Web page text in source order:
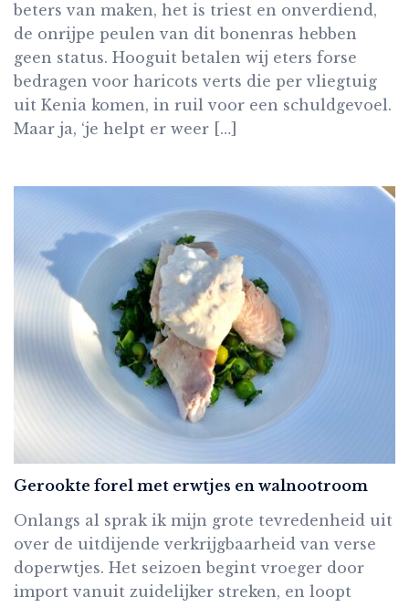
beters van maken, het is triest en onverdiend,
de onrijpe peulen van dit bonenras hebben
geen status. Hooguit betalen wij eters forse
bedragen voor haricots verts die per vliegtuig
uit Kenia komen, in ruil voor een schuldgevoel.
Maar ja, ‘je helpt er weer […]
Gerookte forel met erwtjes en walnootroom
Onlangs al sprak ik mijn grote tevredenheid uit
over de uitdijende verkrijgbaarheid van verse
doperwtjes. Het seizoen begint vroeger door
import vanuit zuidelijker streken, en loopt